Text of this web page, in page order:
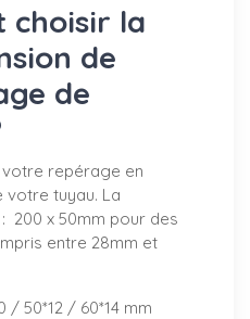
choisir la
de
de
votre repérage en
votre tuyau. La
200 x 50mm pour des
entre 28mm et
/ 50*12 / 60*14 mm